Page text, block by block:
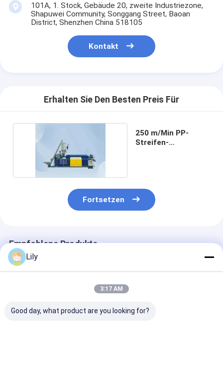
101A, 1. Stock, Gebäude 20, zweite Industriezone,
Shapuwei Community, Songgang Street, Baoan
District, Shenzhen China 518105
Kontakt
Erhalten Sie Den Besten Preis Für
250 m/Min PP-
Streifen-
Fortsetzen
Empfohlene Produkte
Lily
3:17 AM
Good day, what product are you looking for?